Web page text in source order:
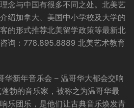
念与中国有很多不同之处。北美艺
绍加拿大、美国中小学校及大学的
的形式推荐北美留学政策等最新北
询：778.895.8889 北美艺术教育
新年音乐会 – 温哥华大都会交响
勃的音乐家，被称之为温哥华最
乐团乐，是他们让古典音乐焕发青